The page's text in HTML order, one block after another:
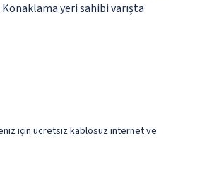
yeri sahibi varışta
için ücretsiz kablosuz internet ve